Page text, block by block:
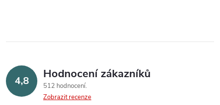
í
p
k
v
á
n
4,8 Hodnocení zákazníků
512 hodnocení
Zobrazit recenze